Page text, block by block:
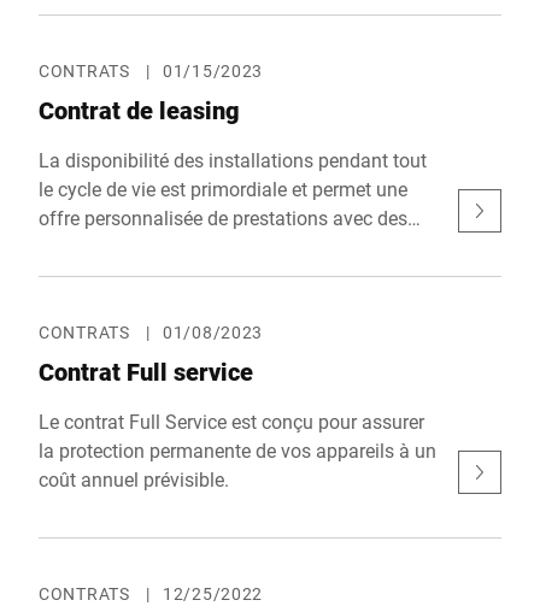
CONTRATS | 01/15/2023
Contrat de leasing
La disponibilité des installations pendant tout
le cycle de vie est primordiale et permet une
offre personnalisée de prestations avec des
CONTRATS | 01/08/2023
Contrat Full service
Le contrat Full Service est conçu pour assurer
la protection permanente de vos appareils à un
coût annuel prévisible.
CONTRATS | 12/25/2022